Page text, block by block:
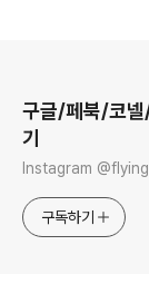
구글/페북/코
기
Instagram
구독하기